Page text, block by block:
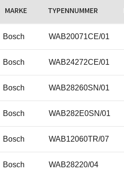
MARKE TYPENNUMMER
Bosch WAB20071CE/01
Bosch WAB24272CE/01
Bosch WAB28260SN/01
Bosch WAB282E0SN/01
Bosch WAB12060TR/07
Bosch WAB28220/04